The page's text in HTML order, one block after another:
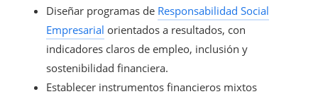
Diseñar programas de Responsabilidad Social
Empresarial orientados a resultados, con
indicadores claros de empleo, inclusión y
sostenibilidad financiera.
Establecer instrumentos financieros mixtos